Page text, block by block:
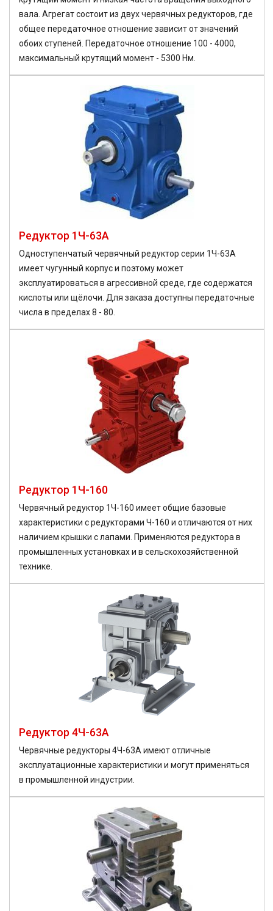
вала. Агрегат состоит из двух червячных редукторов, где
общее передаточное отношение зависит от значений
обоих ступеней. Передаточное отношение 100 - 4000,
максимальный крутящий момент - 5300 Нм.
Редуктор 1Ч-63А
Одноступенчатый червячный редуктор серии 1Ч-63А
имеет чугунный корпус и поэтому может
эксплуатироваться в агрессивной среде, где содержатся
кислоты или щёлочи. Для заказа доступны передаточные
числа в пределах 8 - 80.
Редуктор 1Ч-160
Червячный редуктор 1Ч-160 имеет общие базовые
характеристики с редукторами Ч-160 и отличаются от них
наличием крышки с лапами. Применяются редуктора в
промышленных установках и в сельскохозяйственной
технике.
Редуктор 4Ч-63А
Червячные редукторы 4Ч-63А имеют отличные
эксплуатационные характеристики и могут применяться
в промышленной индустрии.